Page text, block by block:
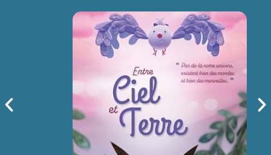
ENTRE CIEL ET TERRE
sam 15/08
14h30